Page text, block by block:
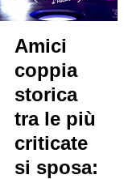
Amici
coppia
storica
tra le più
criticate
si sposa: